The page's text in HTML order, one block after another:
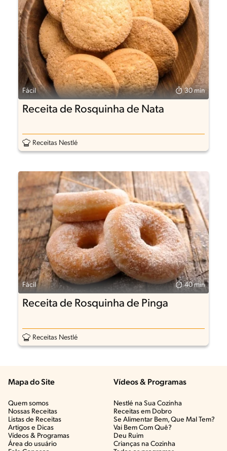
Fácil 30 min
Receita de Rosquinha de Nata
Receitas Nestlé
Fácil 40 min
Receita de Rosquinha de Pinga
Receitas Nestlé
Mapa do Site
Quem somos
Nossas Receitas
Listas de Receitas​
Artigos e Dicas​
Vídeos & Programas​
Área do usuário
Vídeos & Programas​
Nestlé na Sua Cozinha
Receitas em Dobro
Se Alimentar Bem, Que Mal Tem?​
Vai Bem Com Quê?​
Deu Ruim​
Crianças na Cozinha​